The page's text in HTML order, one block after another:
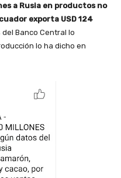
a Rusia en productos no
exporta USD 124
Banco Central lo
lo ha dicho en